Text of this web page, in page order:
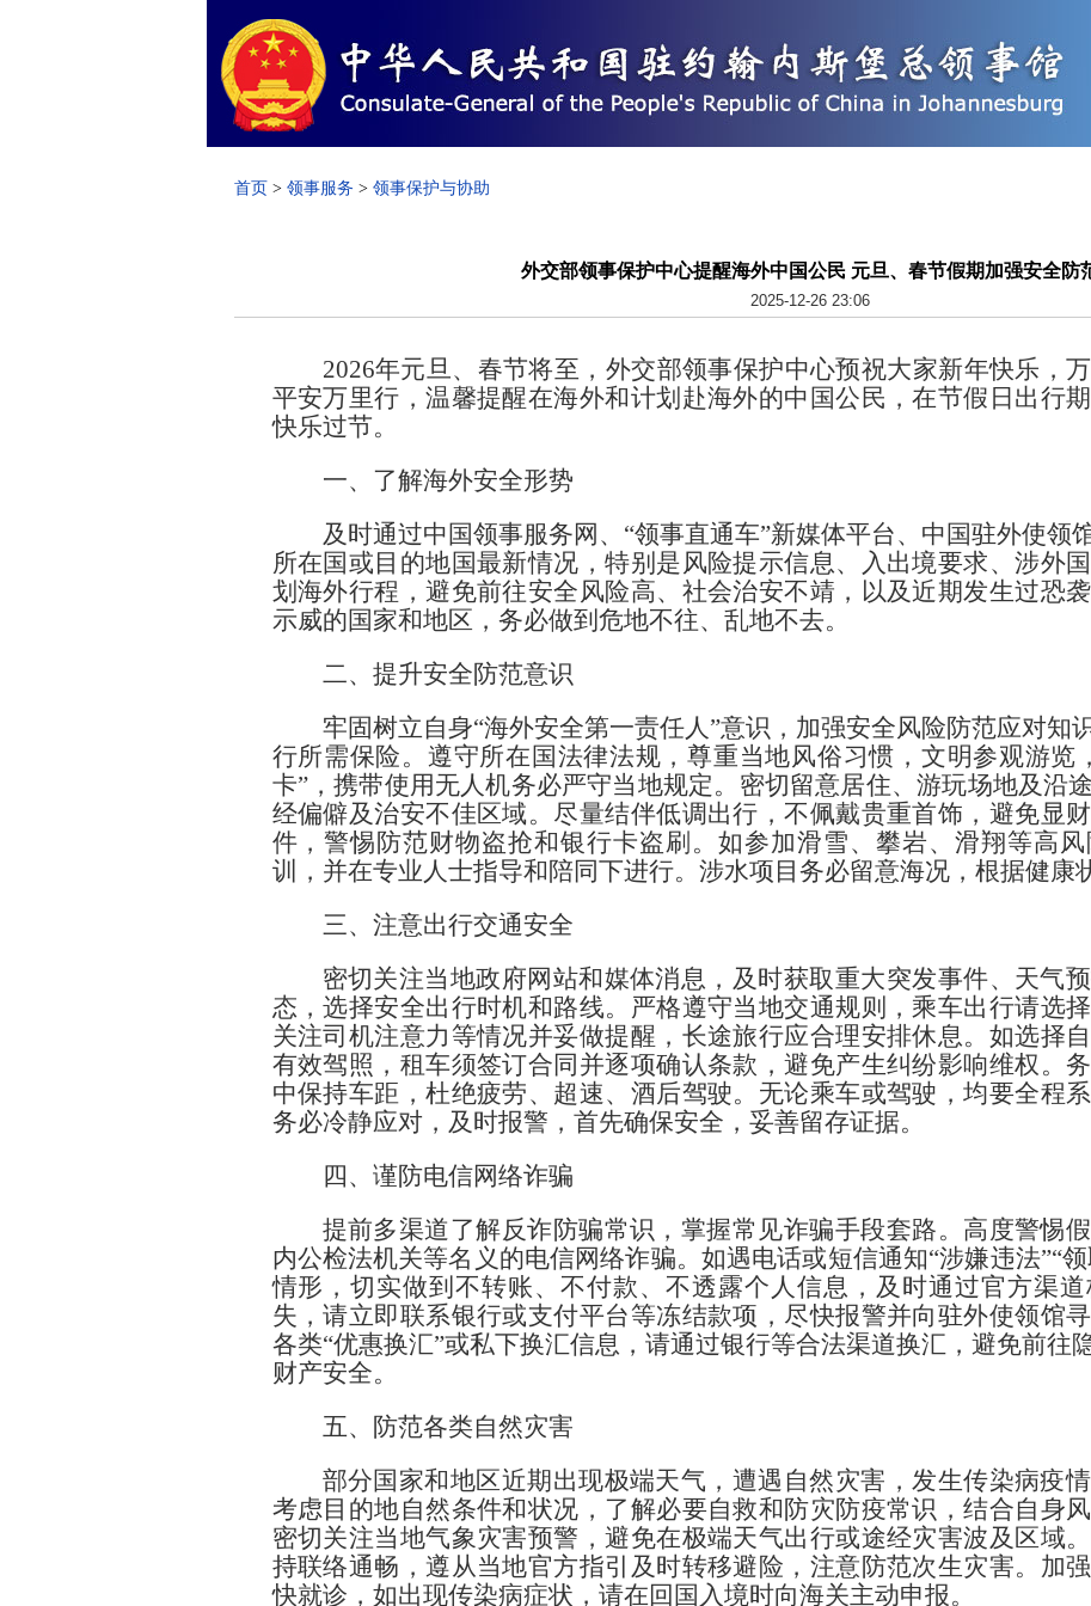
首页 > 领事服务 > 领事保护与协助
外交部领事保护中心提醒海外中国公民 元旦、春节假期加强安全防
2025-12-26 23:06
2026年元旦、春节将至，外交部领事保护中心预祝大家新年快乐，
平安万里行，温馨提醒在海外和计划赴海外的中国公民，在节假日出行
快乐过节。
一、了解海外安全形势
及时通过中国领事服务网、“领事直通车”新媒体平台、中国驻外使领
所在国或目的地国最新情况，特别是风险提示信息、入出境要求、涉外
划海外行程，避免前往安全风险高、社会治安不靖，以及近期发生过恐
示威的国家和地区，务必做到危地不往、乱地不去。
二、提升安全防范意识
牢固树立自身“海外安全第一责任人”意识，加强安全风险防范应对知
行所需保险。遵守所在国法律法规，尊重当地风俗习惯，文明参观游览
卡”，携带使用无人机务必严守当地规定。密切留意居住、游玩场地及沿
经偏僻及治安不佳区域。尽量结伴低调出行，不佩戴贵重首饰，避免显
件，警惕防范财物盗抢和银行卡盗刷。如参加滑雪、攀岩、滑翔等高
训，并在专业人士指导和陪同下进行。涉水项目务必留意海况，根据健康
三、注意出行交通安全
密切关注当地政府网站和媒体消息，及时获取重大突发事件、天气
态，选择安全出行时机和路线。严格遵守当地交通规则，乘车出行请选
关注司机注意力等情况并妥做提醒，长途旅行应合理安排休息。如选择
有效驾照，租车须签订合同并逐项确认条款，避免产生纠纷影响维权。
中保持车距，杜绝疲劳、超速、酒后驾驶。无论乘车或驾驶，均要全程
务必冷静应对，及时报警，首先确保安全，妥善留存证据。
四、谨防电信网络诈骗
提前多渠道了解反诈防骗常识，掌握常见诈骗手段套路。高度警惕
内公检法机关等名义的电信网络诈骗。如遇电话或短信通知“涉嫌违法”“
情形，切实做到不转账、不付款、不透露个人信息，及时通过官方渠
失，请立即联系银行或支付平台等冻结款项，尽快报警并向驻外使领馆
各类“优惠换汇”或私下换汇信息，请通过银行等合法渠道换汇，避免前往
财产安全。
五、防范各类自然灾害
部分国家和地区近期出现极端天气，遭遇自然灾害，发生传染病疫
考虑目的地自然条件和状况，了解必要自救和防灾防疫常识，结合自身
密切关注当地气象灾害预警，避免在极端天气出行或途经灾害波及区域
持联络通畅，遵从当地官方指引及时转移避险，注意防范次生灾害。加
快就诊，如出现传染病症状，请在回国入境时向海关主动申报。